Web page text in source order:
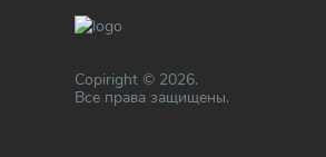
Copiright © 2026.
Все права защищены.